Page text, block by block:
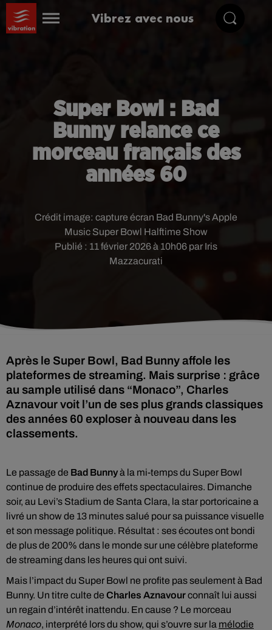
Vibrez avec nous
Super Bowl : Bad
Bunny relance ce
morceau français des
années 60
Publié : 11 février 2026 à 10h06 par Iris
Mazzacurati
Crédit image: capture écran Bad Bunny's Apple
Music Super Bowl Halftime Show
Après le Super Bowl, Bad Bunny affole les
plateformes de streaming. Mais surprise : grâce
au sample utilisé dans “Monaco”, Charles
Aznavour voit l’un de ses plus grands classiques
des années 60 exploser à nouveau dans les
classements.
Le passage de Bad Bunnyà la mi-temps du Super Bowl
continue de produire des effets spectaculaires. Dimanche
soir, au Levi’s Stadium de Santa Clara, la star portoricaine a
livré un show de 13 minutes salué pour sa puissance visuelle
et son message politique. Résultat : ses écoutes ont bondi
de plus de 200% dans le monde sur une célèbre plateforme
de streaming dans les heures qui ont suivi.
Mais l’impact du Super Bowl ne profite pas seulement à Bad
Bunny. Un titre culte de Charles Aznavourconnaît lui aussi
un regain d’intérêt inattendu. En cause ? Le morceau
Monaco, interprété lors du show, qui s’ouvre sur la mélodie